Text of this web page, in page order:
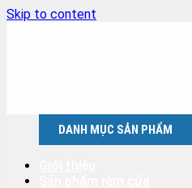
Skip to content
DANH MỤC SẢN PHẨM